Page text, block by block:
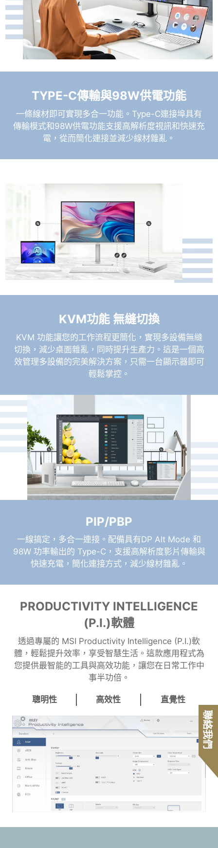
TYPE-C傳輸與98W供電功能
一條線材即可實現多合一功能。Type-C連接埠具有
傳輸模式和98W供電功能支援高解析度視訊和快速充
電，從而簡化連接並減少線材雜亂。
KVM功能 無縫切換
KVM 功能讓您的工作流程更簡化，實現多設備無縫
切換，減少桌面雜亂，同時提升生產力。這是一個高
效管理多設備的完美解決方案，只需一台顯示器即可
輕鬆掌控。
PIP/PBP
一線搞定，多合一連接。配備具有DP Alt Mode 和
98W 功率輸出的 Type-C，支援高解析度影片傳輸與
快速充電，簡化連接方式，減少線材雜亂。
PRODUCTIVITY INTELLIGENCE
(P.I.)軟體
透過專屬的 MSI Productivity Intelligence (P.I.)軟
體，輕鬆提升效率，享受智慧生活。這款應用程式為
您提供最智能的工具與高效功能，讓您在日常工作中
事半功倍。
聰明性 高效性 直覺性
聯絡我們